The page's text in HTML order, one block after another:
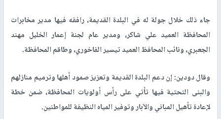
جاء ذلك خلال جولة له في البلدة القديمة، رافقه فيها مدير مخابرات
المحافظة العميد علي شاكر، ومدير عام لجنة إعمار الخليل مهند
الجعبري، ونائب المحافظ العميد تيسير الفاخوري، وطاقم المحافظة.
وقال دودين: إن دعم البلدة القديمة وتعزيز صمود أهلها وترميم منازلهم
والبنى التحتية فيها تأتي على رأس أولويات المحافظة، ضمن خطة
لإعادة تأهيل المباني والآبار وتوفير المياه النظيفة للمواطنين.